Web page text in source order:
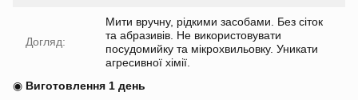
Догляд:
Мити вручну, рідкими засобами. Без сіток
та абразивів. Не використовувати
посудомийку та мікрохвильовку. Уникати
агресивної хімії.
◉ Виготовлення 1 день